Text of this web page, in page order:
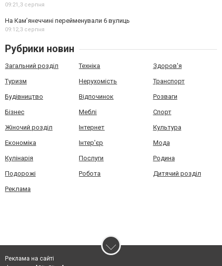
09:21,3 серпня
На Камʼянеччині перейменували 6 вулиць
09:12,3 серпня
Рубрики новин
Загальний розділ Техніка Здоров'я
Туризм Нерухомість Транспорт
Будівництво Відпочинок Розваги
Бізнес Меблі Спорт
Жіночий розділ Інтернет Культура
Економіка Інтер'єр Мода
Кулінарія Послуги Родина
Подорожі Робота Дитячий розділ
Реклама
Реклама на сайті